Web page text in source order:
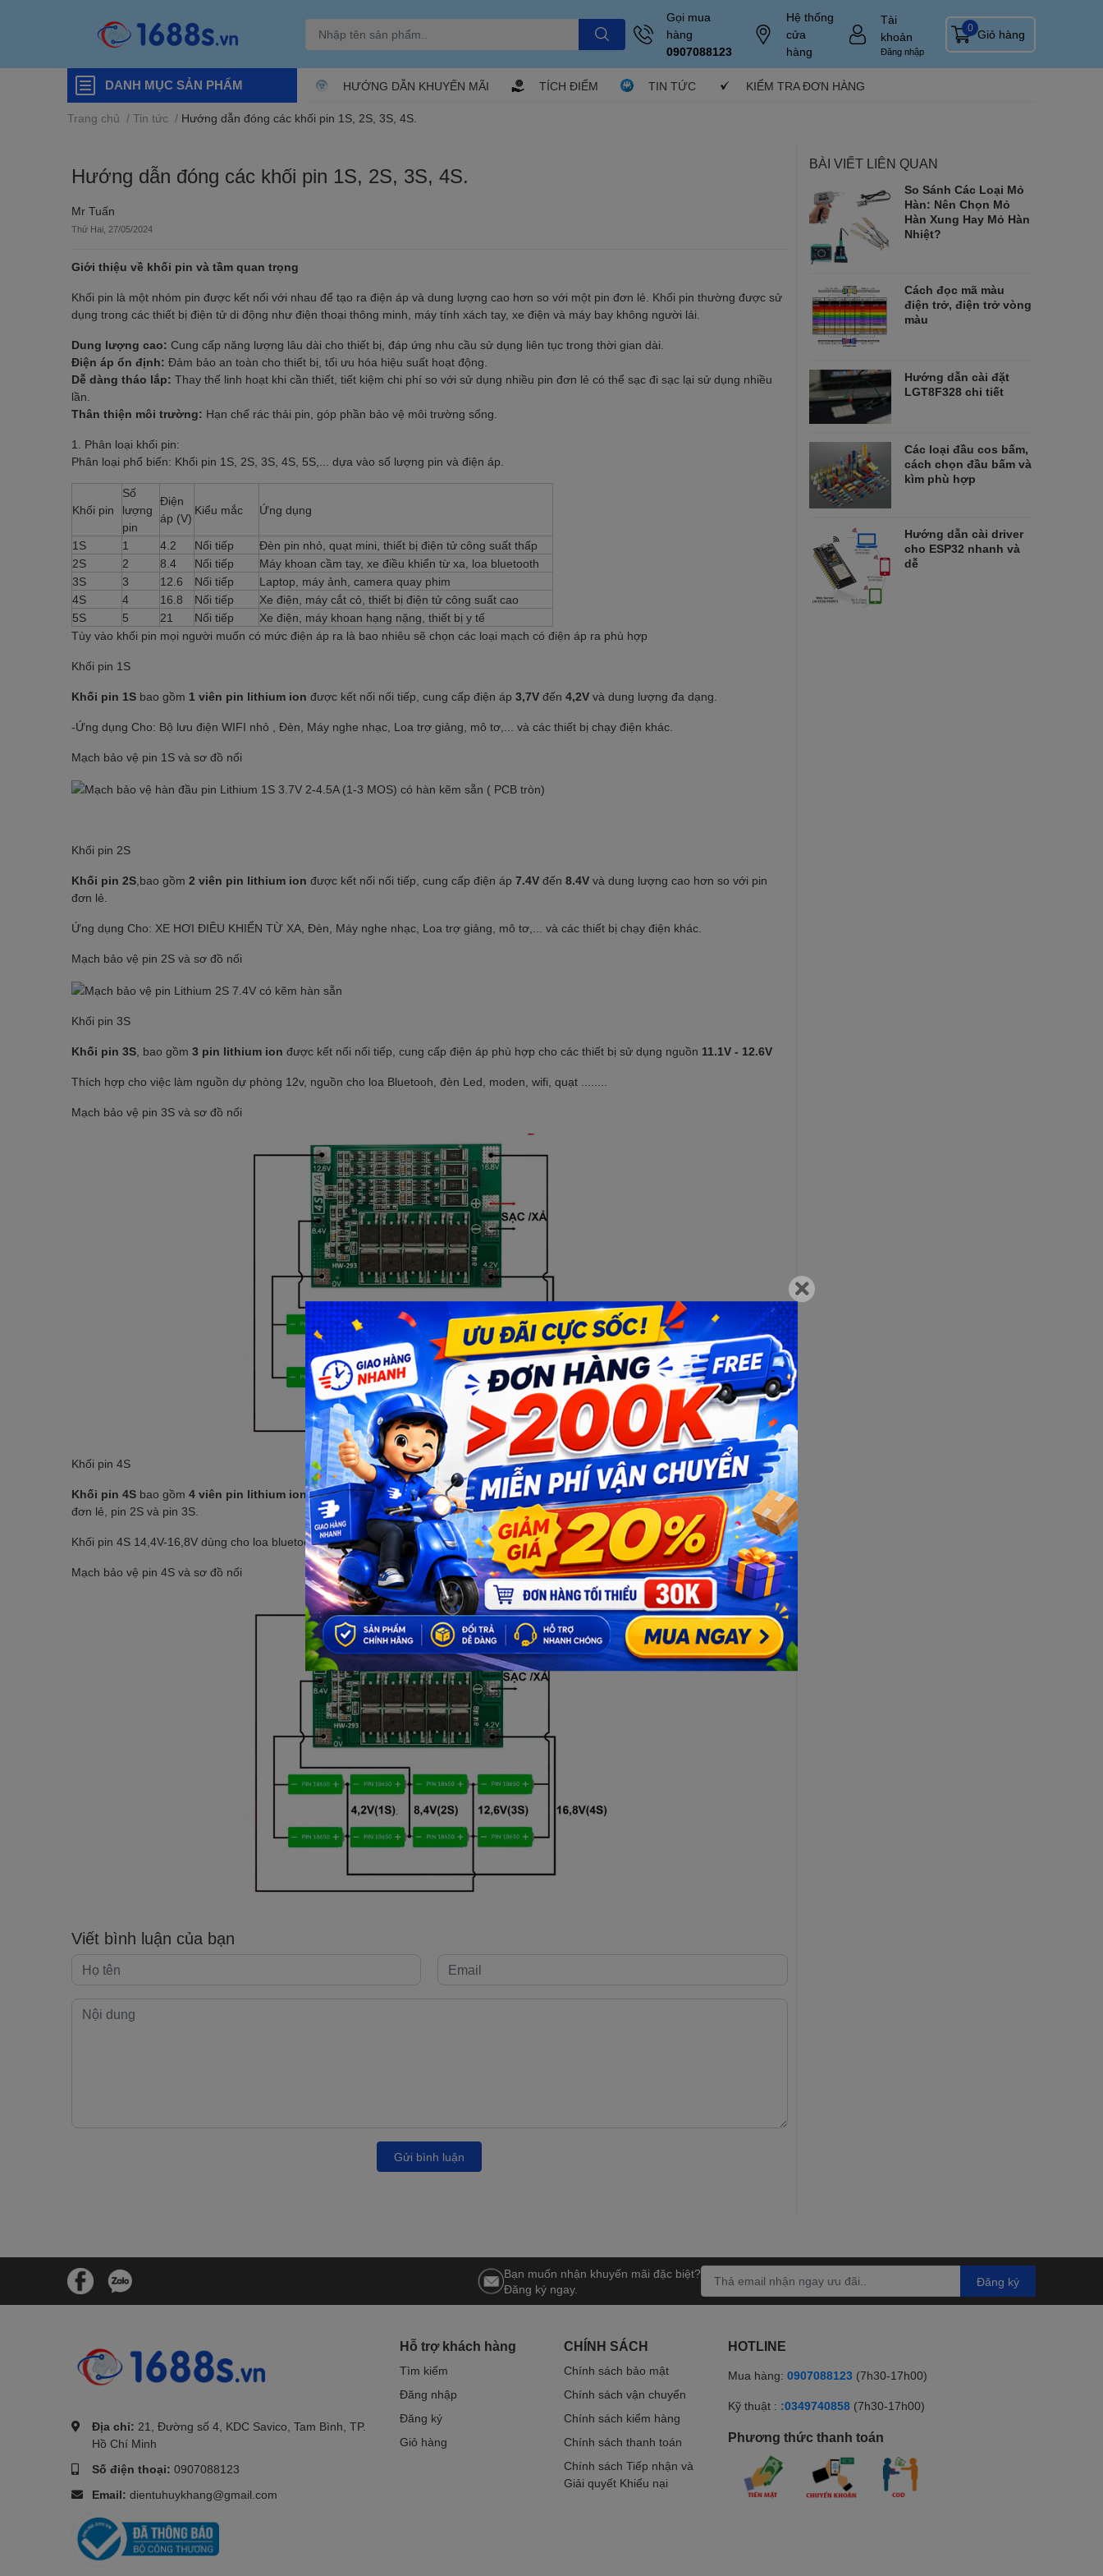
Gọi mua
hàng
0907088123
Hệ thống
cửa
hàng
Tài
khoản
Đăng nhập
Giỏ hàng
0
DANH MỤC SẢN PHẨM HƯỚNG DẪN KHUYẾN MÃI TÍCH ĐIỂM TIN TỨC KIỂM TRA ĐƠN HÀNG
Trang chủ / Tin tức / Hướng dẫn đóng các khối pin 1S, 2S, 3S, 4S.
Hướng dẫn đóng các khối pin 1S, 2S, 3S, 4S.
Mr Tuấn
Thứ Hai, 27/05/2024
Giới thiệu về khối pin và tầm quan trọng
Khối pin là một nhóm pin được kết nối với nhau để tạo ra điện áp và dung lượng cao hơn so với một pin đơn lẻ. Khối pin thường được sử
dụng trong các thiết bị điện tử di động như điện thoại thông minh, máy tính xách tay, xe điện và máy bay không người lái.
Dung lượng cao: Cung cấp năng lượng lâu dài cho thiết bị, đáp ứng nhu cầu sử dụng liên tục trong thời gian dài.
Điện áp ổn định: Đảm bảo an toàn cho thiết bị, tối ưu hóa hiệu suất hoạt động.
Dễ dàng tháo lắp: Thay thế linh hoạt khi cần thiết, tiết kiệm chi phí so với sử dụng nhiều pin đơn lẻ có thể sạc đi sạc lại sử dụng nhiều
lần.
Thân thiện môi trường: Hạn chế rác thải pin, góp phần bảo vệ môi trường sống.
1. Phân loại khối pin:
Phân loại phổ biến: Khối pin 1S, 2S, 3S, 4S, 5S,... dựa vào số lượng pin và điện áp.
Khối pin
Số
lượng
pin
Điện
áp (V)
Kiểu mắc Ứng dụng
1S 1 4.2 Nối tiếp
Đèn pin nhỏ, quạt mini, thiết bị điện tử công suất thấp
2S
2 8.4 Nối tiếp
Máy khoan cầm tay, xe điều khiển từ xa, loa bluetooth
3S
3 12.6 Nối tiếp
Laptop, máy ảnh, camera quay phim
4S
4 16.8 Nối tiếp
Xe điện, máy cắt cỏ, thiết bị điện tử công suất cao
5S
5 21 Nối tiếp
Xe điện, máy khoan hạng nặng, thiết bị y tế
Tùy vào khối pin mọi người muốn có mức điện áp ra là bao nhiêu sẽ chọn các loại mạch có điện áp ra phù hợp
Khối pin 1S
Khối pin 1S bao gồm 1 viên pin lithium ion được kết nối nối tiếp, cung cấp điện áp 3,7V đến 4,2V và dung lượng đa dạng.
-Ứng dụng Cho: Bộ lưu điện WIFI nhỏ , Đèn, Máy nghe nhạc, Loa trợ giảng, mô tơ,... và các thiết bị chạy điện khác.
Mạch bảo vệ pin 1S và sơ đồ nối
Khối pin 2S
Khối pin 2S ,bao gồm 2 viên pin lithium ion được kết nối nối tiếp, cung cấp điện áp 7.4V đến 8.4V và dung lượng cao hơn so với pin
đơn lẻ.
Ứng dụng Cho: XE HƠI ĐIỀU KHIỂN TỪ XA, Đèn, Máy nghe nhạc, Loa trợ giảng, mô tơ,... và các thiết bị chạy điện khác.
Mạch bảo vệ pin 2S và sơ đồ nối
Khối pin 3S
Khối pin 3S , bao gồm 3 pin lithium ion được kết nối nối tiếp, cung cấp điện áp phù hợp cho các thiết bị sử dụng nguồn 11.1V - 12.6V
Thích hợp cho việc làm nguồn dự phòng 12v, nguồn cho loa Bluetooh, đèn Led, moden, wifi, quạt ........
Mạch bảo vệ pin 3S và sơ đồ nối
Khối pin 4S
Khối pin 4S bao gồm 4 viên pin lithium ionđược kết nối nối tiếp, cung cấp điện áp14.8V - 16.8Vvà dung lượng cao hơn so với pin
đơn lẻ, pin 2S và pin 3S.
Khối pin 4S 14,4V-16,8V dùng cho loa bluetooth, đèn, quạt hoặc các thiết bị khác sử dụng chung điện áp.
Mạch bảo vệ pin 4S và sơ đồ nối
Viết bình luận của bạn
Gửi bình luận
BÀI VIẾT LIÊN QUAN
So Sánh Các Loại Mỏ
Hàn: Nên Chọn Mỏ
Hàn Xung Hay Mỏ Hàn
Nhiệt?
Cách đọc mã màu
điện trở, điện trở vòng
màu
Hướng dẫn cài đặt
LGT8F328 chi tiết
Các loại đầu cos bấm,
cách chọn đầu bấm và
kìm phù hợp
Hướng dẫn cài driver
cho ESP32 nhanh và
dễ
Bạn muốn nhận khuyến mãi đặc biệt?
Đăng ký ngay.
Đăng ký
Địa chỉ: 21, Đường số 4, KDC Savico, Tam Bình, TP.
Hồ Chí Minh
Số điện thoại: 0907088123
Email: dientuhuykhang@gmail.com
Hỗ trợ khách hàng
Tìm kiếm
Đăng nhập
Đăng ký
Giỏ hàng
CHÍNH SÁCH
Chính sách bảo mật
Chính sách vận chuyển
Chính sách kiểm hàng
Chính sách thanh toán
Chính sách Tiếp nhận và
Giải quyết Khiếu nại
HOTLINE
Mua hàng: 0907088123 (7h30-17h00)
Kỹ thuật : :0349740858 (7h30-17h00)
Phương thức thanh toán